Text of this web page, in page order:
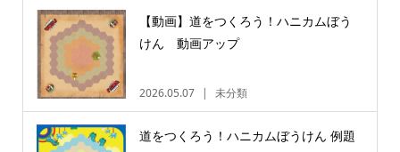
【動画】道をつくろう！ハニカムぼう
けん 動画アップ
2026.05.07 未分類
道をつくろう！ハニカムぼうけん 例題